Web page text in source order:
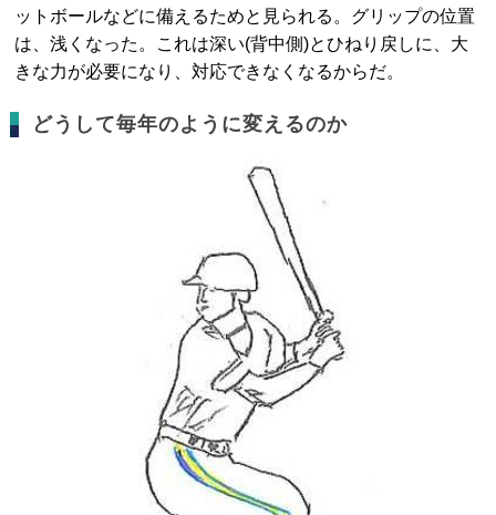
ットボールなどに備えるためと見られる。グリップの位置
は、浅くなった。これは深い(背中側)とひねり戻しに、大
きな力が必要になり、対応できなくなるからだ。
どうして毎年のように変えるのか